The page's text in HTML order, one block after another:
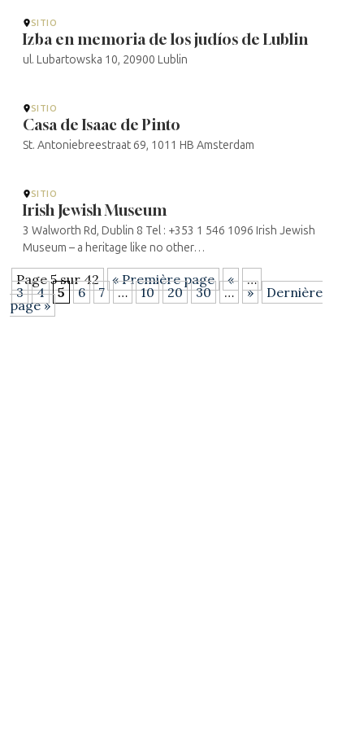
SITIO
Izba en memoria de los judíos de Lublin
ul. Lubartowska 10, 20900 Lublin
SITIO
Casa de Isaac de Pinto
St. Antoniebreestraat 69, 1011 HB Amsterdam
SITIO
Irish Jewish Museum
3 Walworth Rd, Dublin 8 Tel : +353 1 546 1096 Irish Jewish
Museum – a heritage like no other…
Page 5 sur 42 « Première page «
…
3
4 5 6 7 … 10 20 30 … »
Dernière
page »